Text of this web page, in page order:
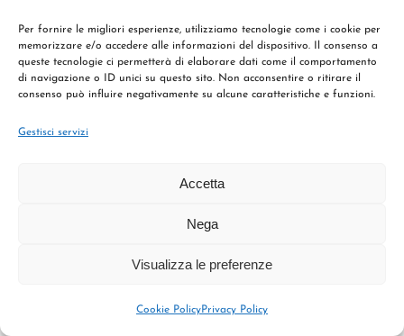
Per fornire le migliori esperienze, utilizziamo tecnologie come i cookie per
memorizzare e/o accedere alle informazioni del dispositivo. Il consenso a
queste tecnologie ci permetterà di elaborare dati come il comportamento
di navigazione o ID unici su questo sito. Non acconsentire o ritirare il
consenso può influire negativamente su alcune caratteristiche e funzioni.
Gestisci servizi
Accetta
Nega
Visualizza le preferenze
Cookie PolicyPrivacy Policy
Cedrus deodara “Aurea” – ramificato